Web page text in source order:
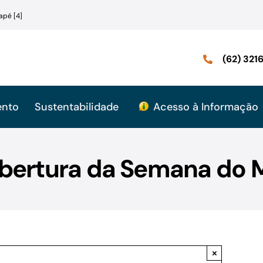
[4]
(62)
Sustentabilidade Acesso à Informação
da Semana do
×